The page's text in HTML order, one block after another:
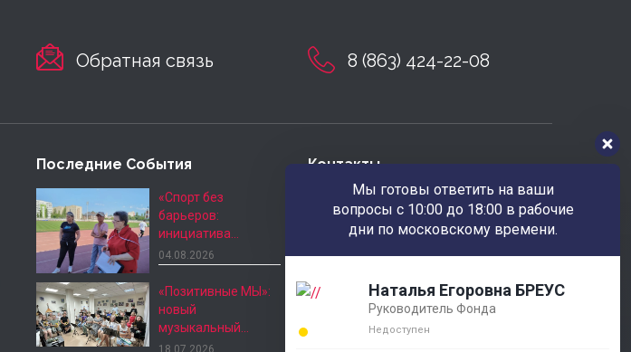
Обратная связь 8 (863) 424-22-08
Последние События
«Спорт без
барьеров:
инициатива…
04.08.2026
«Позитивные МЫ»:
новый
музыкальный…
Контакты
Наш адрес
РОССИЯ 346780 Ростовская обл.
Часы приёма
Пн. - Пт.: 10:00 - 18:00
Мы готовы ответить на ваши
вопросы с 10:00 до 18:00 в рабочие
дни по московскому времени.
Наталья Егоровна БРЕУС
Руководитель Фонда
Недоступен